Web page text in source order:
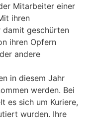
Mitarbeiter einer
ihren
damit geschürten
ihren Opfern
andere
in diesem Jahr
werden. Bei
es sich um Kuriere,
wurden. Ihre